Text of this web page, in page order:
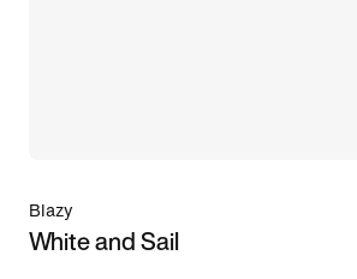
Blazy
White and Sail